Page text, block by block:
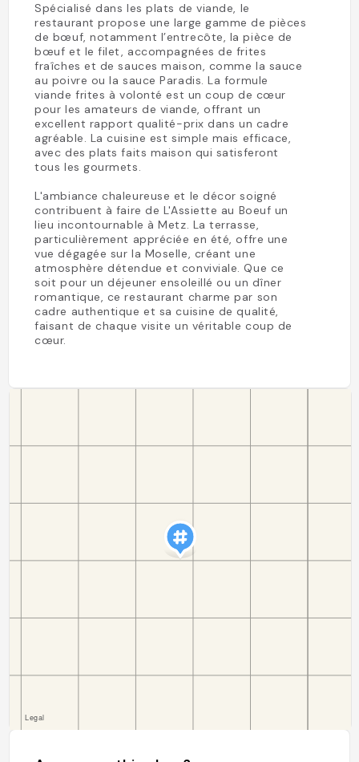
Spécialisé dans les plats de viande, le
restaurant propose une large gamme de pièces
de bœuf, notamment l’entrecôte, la pièce de
bœuf et le filet, accompagnées de frites
fraîches et de sauces maison, comme la sauce
au poivre ou la sauce Paradis. La formule
viande frites à volonté est un coup de cœur
pour les amateurs de viande, offrant un
excellent rapport qualité-prix dans un cadre
agréable. La cuisine est simple mais efficace,
avec des plats faits maison qui satisferont
tous les gourmets.
L'ambiance chaleureuse et le décor soigné
contribuent à faire de L'Assiette au Boeuf un
lieu incontournable à Metz. La terrasse,
particulièrement appréciée en été, offre une
vue dégagée sur la Moselle, créant une
atmosphère détendue et conviviale. Que ce
soit pour un déjeuner ensoleillé ou un dîner
romantique, ce restaurant charme par son
cadre authentique et sa cuisine de qualité,
faisant de chaque visite un véritable coup de
cœur.